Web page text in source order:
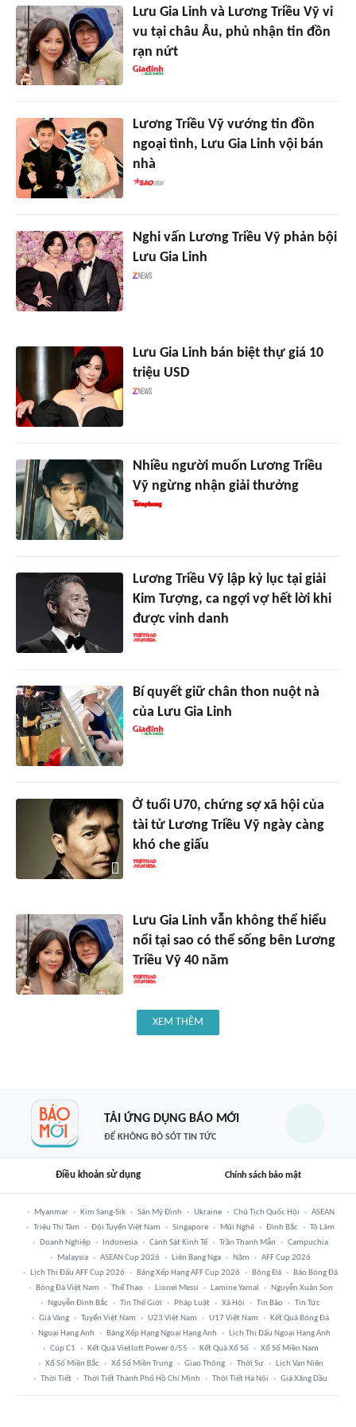
Lưu Gia Linh và Lương Triều Vỹ vi
vu tại châu Âu, phủ nhận tin đồn
rạn nứt
Lương Triều Vỹ vướng tin đồn
ngoại tình, Lưu Gia Linh vội bán
nhà
Nghi vấn Lương Triều Vỹ phản bội
Lưu Gia Linh
Lưu Gia Linh bán biệt thự giá 10
triệu USD
Nhiều người muốn Lương Triều
Vỹ ngừng nhận giải thưởng
Lương Triều Vỹ lập kỷ lục tại giải
Kim Tượng, ca ngợi vợ hết lời khi
được vinh danh
Bí quyết giữ chân thon nuột nà
của Lưu Gia Linh
Ở tuổi U70, chứng sợ xã hội của
tài tử Lương Triều Vỹ ngày càng
khó che giấu
Lưu Gia Linh vẫn không thể hiểu
nổi tại sao có thể sống bên Lương
Triều Vỹ 40 năm
XEM THÊM
TẢI ỨNG DỤNG BÁO MỚI
ĐỂ KHÔNG BỎ SÓT TIN TỨC
Điều khoản sử dụng Chính sách bảo mật
Myanmar Kim Sang-Sik Sân Mỹ Đình Ukraine Chủ Tịch Quốc Hội
ASEAN
Triệu Thị Tâm
Đội Tuyển Việt Nam Singapore Mũi Nghê Đình Bắc
Tô Lâm
Doanh Nghiệp
Indonesia Cảnh Sát Kinh Tế Trần Thanh Mẫn
Campuchia
Malaysia
ASEAN Cup 2026 Liên Bang Nga Năm
AFF Cup 2026
Lịch Thi Đấu AFF Cup 2026
Bảng Xếp Hạng AFF Cup 2026 Bóng Đá
Báo Bóng Đá
Bóng Đá Việt Nam
Thể Thao Lionel Messi Lamine Yamal
Nguyễn Xuân Son
Nguyễn Đình Bắc
Tin Thế Giới Pháp Luật Xã Hội Tin Bão
Tin Tức
Giá Vàng
Tuyển Việt Nam U23 Việt Nam U17 Việt Nam
Kết Quả Bóng Đá
Ngoại Hạng Anh
Bảng Xếp Hạng Ngoại Hạng Anh
Lịch Thi Đấu Ngoại Hạng Anh
Cúp C1
Kết Quả Vietlott Power 6/55 Kết Quả Xổ Số
Xổ Số Miền Nam
Xổ Số Miền Bắc
Xổ Số Miền Trung Giao Thông Thời Sự
Lịch Vạn Niên
Thời Tiết
Thời Tiết Thành Phố Hồ Chí Minh Thời Tiết Hà Nội Giá Xăng Dầu